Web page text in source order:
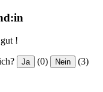
!
Ja (0) Nein (3)